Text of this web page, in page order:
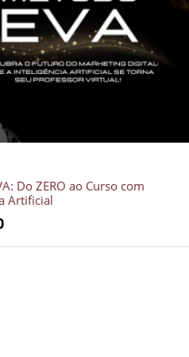
Do ZERO ao Curso com
Artificial